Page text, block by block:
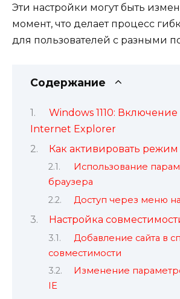
Эти настройки могут быть
момент, что делает процесс
для пользователей с разными
Содержание
Windows 1110:
Internet Explorer
Как активировать режим
Использование
браузера
Доступ через меню
Настройка
Добавление сайта в
совместимости
Изменение
IE